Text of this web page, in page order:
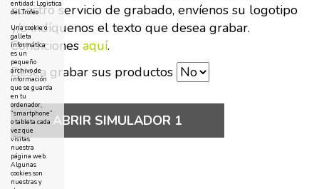
nuestro servicio de grabado, envíenos su logotipo
y/o indíquenos el texto que desea grabar.
Condiciones aquí.
Desea grabar sus productos
ABRIR SIMULADOR 1
entidad: Logistica
del Trofeo
Una cookie o
galleta
informática
es un
pequeño
archivo de
información
que se guarda
en tu
ordenador,
“smartphone”
o tableta cada
vez que
visitas
nuestra
página web.
Algunas
cookies son
nuestras y